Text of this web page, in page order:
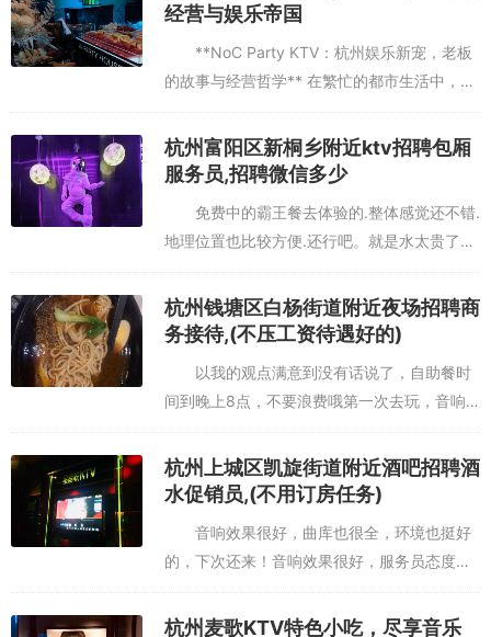
经营与娱乐帝国
**NoC Party KTV：杭州娱乐新宠，老板
的故事与经营哲学** 在繁忙的都市生活中，寻
找一片属于自己的娱乐净土，似乎成了许多人
的心愿。而位于杭州的NoC Party KTV，...
杭州富阳区新桐乡附近ktv招聘包厢
服务员,招聘微信多少
免费中的霸王餐去体验的.整体感觉还不错.
地理位置也比较方便.还行吧。就是水太贵了感
觉还是皇室派对好影像好，唱歌效果好，服务
态度好，唱歌必选地方。好好好！非周末白天
时段消费很给力杭州富阳...
杭州钱塘区白杨街道附近夜场招聘商
务接待,(不压工资待遇好的)
以我的观点满意到没有话说了，自助餐时
间到晚上8点，不要浪费哦第一次去玩，音响
效果很好，下次还会光顾周五下班以后，大家
一起吃饭，一起来放松一下心情啊！环境挺好
的！音响也都不错！价格实惠杭...
杭州上城区凯旋街道附近酒吧招聘酒
水促销员,(不用订房任务)
音响效果很好，曲库也很全，环境也挺好
的，下次还来！音响效果很好，服务员态度不
怎么滴！离家近，一直来，还挺不错的，服务
一直挺好经常去，人很多，还会常常去！！杭
杭州麦歌KTV特色小吃，尽享音乐